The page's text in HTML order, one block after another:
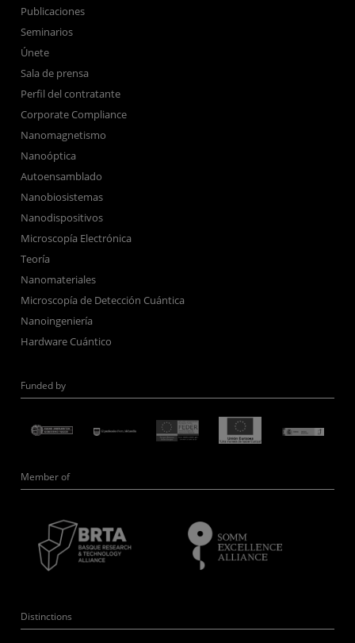
Publicaciones
Seminarios
Únete
Sala de prensa
Perfil del contratante
Corporate Compliance
Nanomagnetismo
Nanoóptica
Autoensamblado
Nanobiosistemas
Nanodispositivos
Microscopía Electrónica
Teoría
Nanomateriales
Microscopía de Detección Cuántica
Nanoingeniería
Hardware Cuántico
Funded by
Member of
Distinctions